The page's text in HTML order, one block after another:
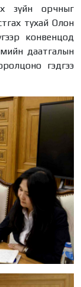
зүйн орчныг
тухай Олон
конвенцод
даатгалын
гэдгээ